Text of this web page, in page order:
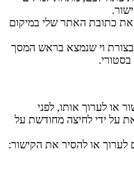
את כתובת האתר שלי במיקום
וי שנמצא בראש המסך
או לערוך אותו, לפני
על ידי לחיצה מחודשת על
לערוך או להסיר את הקישור: